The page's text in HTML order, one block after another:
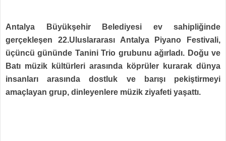
Antalya Büyükşehir Belediyesi ev sahipliğinde
gerçekleşen 22.Uluslararası Antalya Piyano Festivali,
üçüncü gününde Tanini Trio grubunu ağırladı. Doğu ve
Batı müzik kültürleri arasında köprüler kurarak dünya
insanları arasında dostluk ve barışı pekiştirmeyi
amaçlayan grup, dinleyenlere müzik ziyafeti yaşattı.